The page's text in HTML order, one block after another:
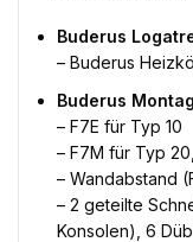
Buderus
– Buderus
Buderus
– F7E für Typ 10
– F7M für Typ
– Wandabstand
– 2 geteilte
Konsolen), 6